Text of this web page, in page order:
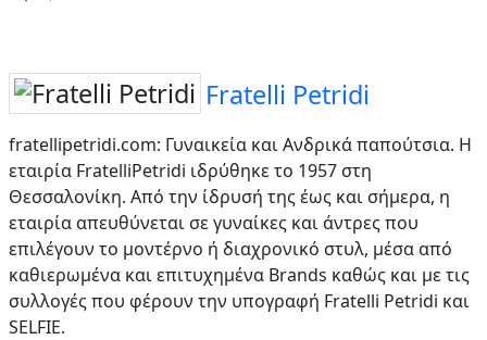
Fratelli Petridi
fratellipetridi.com: Γυναικεία και Ανδρικά παπούτσια. Η
εταιρία FratelliPetridi ιδρύθηκε το 1957 στη
Θεσσαλονίκη. Από την ίδρυσή της έως και σήμερα, η
εταιρία απευθύνεται σε γυναίκες και άντρες που
επιλέγουν το μοντέρνο ή διαχρονικό στυλ, μέσα από
καθιερωμένα και επιτυχημένα Brands καθώς και με τις
συλλογές που φέρουν την υπογραφή Fratelli Petridi και
SELFIE.